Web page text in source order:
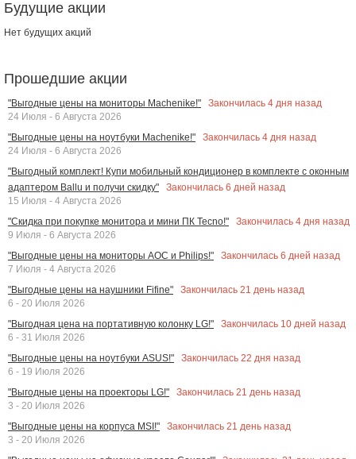
Будущие акции
Нет будущих акций
Прошедшие акции
"Выгодные цены на мониторы Machenike!" Закончилась 4 дня назад
24 Июля - 6 Августа 2026
"Выгодные цены на ноутбуки Machenike!"
Закончилась 4 дня назад
24 Июля - 6 Августа 2026
"Выгодный комплект! Купи мобильный кондиционер в комплекте с оконным
адаптером Ballu и получи скидку"
Закончилась 6 дней назад
15 Июля - 4 Августа 2026
"Скидка при покупке монитора и мини ПК Tecno!"
Закончилась 4 дня назад
9 Июля - 6 Августа 2026
"Выгодные цены на мониторы AOC и Philips!"
Закончилась 6 дней назад
7 Июля - 4 Августа 2026
"Выгодные цены на наушники Fifine"
Закончилась 21 день назад
6 - 20 Июля 2026
"Выгодная цена на портативную колонку LG!"
Закончилась 10 дней назад
6 - 31 Июля 2026
"Выгодные цены на ноутбуки ASUS!"
Закончилась 22 дня назад
6 - 19 Июля 2026
"Выгодные цены на проекторы LG!"
Закончилась 21 день назад
3 - 20 Июля 2026
"Выгодные цены на корпуса MSI!"
Закончилась 21 день назад
3 - 20 Июля 2026